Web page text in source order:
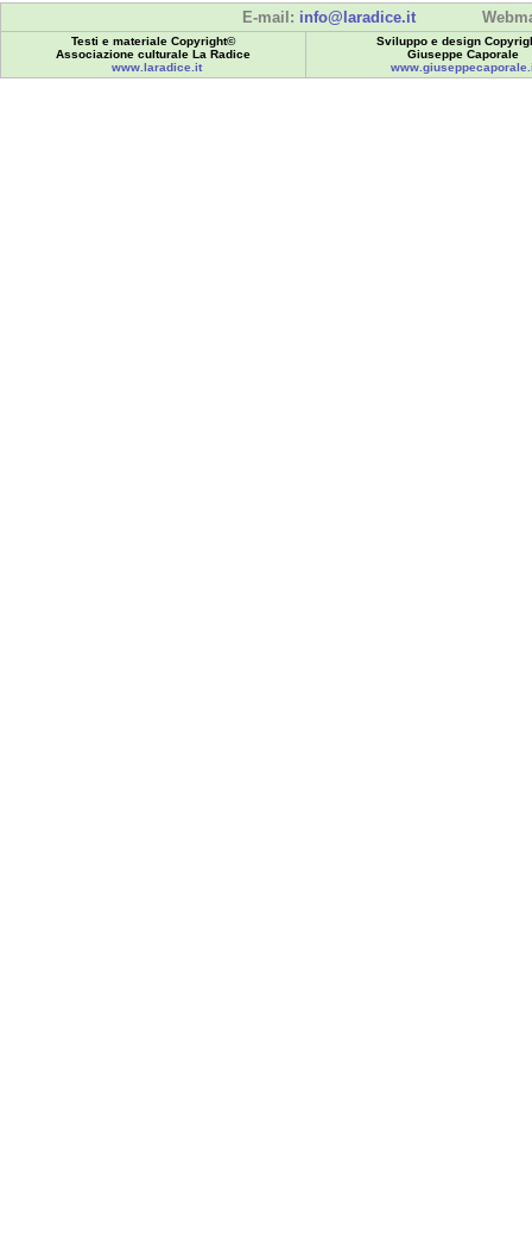
E-mail: info@laradice.it
Testi e materiale Copyright©
Associazione culturale La Radice
www.laradice.it
Sviluppo e design
Giuseppe Caporale